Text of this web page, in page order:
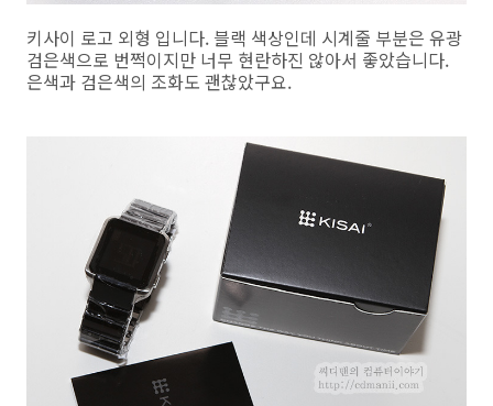
키사이 로고 외형 입니다. 블랙 색상인데 시계줄 부분은 유광
검은색으로 번쩍이지만 너무 현란하진 않아서 좋았습니다.
은색과 검은색의 조화도 괜찮았구요.